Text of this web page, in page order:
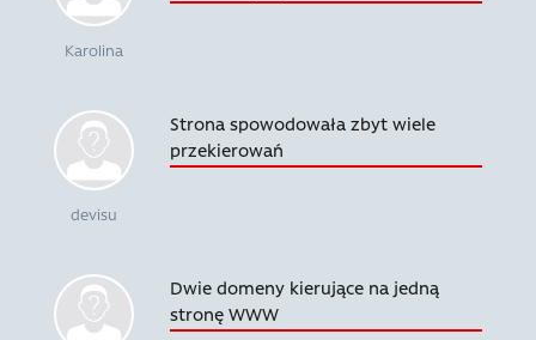
Karolina
devisu
Strona spowodowała zbyt wiele
przekierowań
Dwie domeny kierujące na jedną
stronę WWW